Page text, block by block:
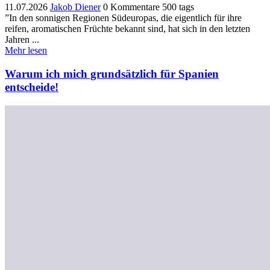
11.07.2026 Jakob Diener 0 Kommentare 500 tags
”In den sonnigen Regionen Südeuropas, die eigentlich für ihre
reifen, aromatischen Früchte bekannt sind, hat sich in den letzten
Jahren ...
Mehr lesen
Warum ich mich grundsätzlich für Spanien
entscheide!